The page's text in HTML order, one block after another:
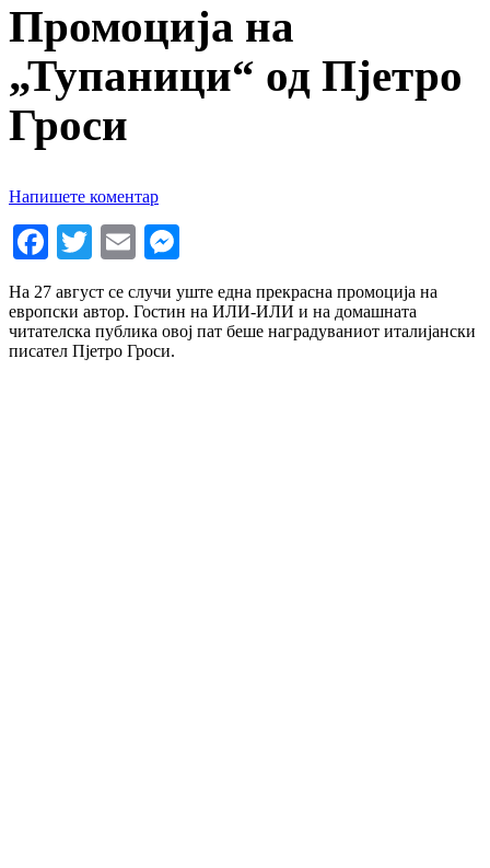
Промоција на
„Тупаници“ од Пјетро
Гроси
Напишете коментар
Facebook
TwitterEmail
На 27 август се случи уште една прекрасна промоција на
европски автор. Гостин на ИЛИ-ИЛИ и на домашната
читателска публика овој пат беше наградуваниот италијански
писател Пјетро Гроси.